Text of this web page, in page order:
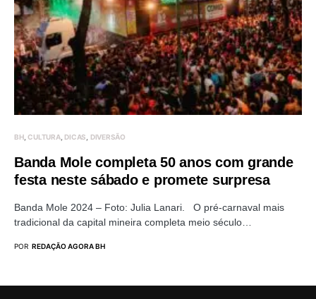
BH CULTURA DICAS DIVERSÃO
Banda Mole completa 50 anos com grande
festa neste sábado e promete surpresa
Banda Mole 2024 – Foto: Julia Lanari. O pré-carnaval mais
tradicional da capital mineira completa meio século…
POR REDAÇÃO AGORA BH